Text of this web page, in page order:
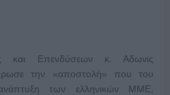
και Επενδύσεων κ. Αδωνις
την «αποστολή» που του
των ελληνικών ΜΜΕ,